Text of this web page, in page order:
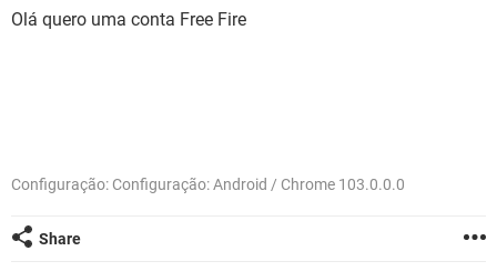
INSTAGRAM
OUTLOOK
JOGOS
Olá quero uma conta Free Fire
Configuração: Configuração: Android / Chrome 103.0.0.0
Share